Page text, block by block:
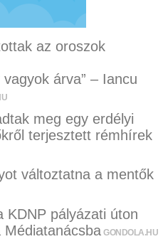
az oroszok
árva” – Iancu
meg egy erdélyi
terjesztett rémhírek
változtatna a mentők
KDNP pályázati úton
Médiatanácsba GONDOLA.HU